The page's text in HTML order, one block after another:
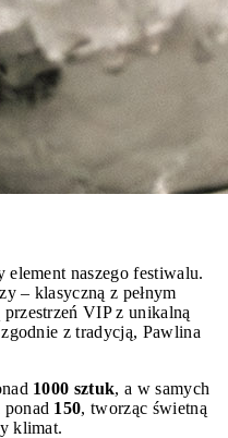
element naszego festiwalu.
– klasyczną z pełnym
VIP z unikalną
z tradycją, Pawlina
1000 sztuk, a w samych
150, tworząc świetną
klimat.